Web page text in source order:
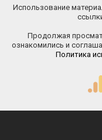
Использование
Продолжая
ознакомились и
Политика